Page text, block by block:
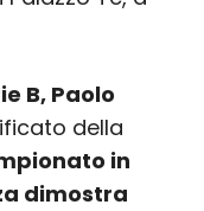
B, Paolo
della
in
dimostra